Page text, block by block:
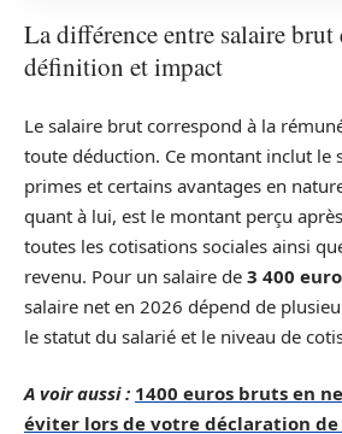
La différence entre salaire brut
définition et impact
Le salaire brut correspond à la
toute déduction. Ce montant inclut le
primes et certains avantages en
quant à lui, est le montant perçu
toutes les cotisations sociales ainsi
revenu. Pour un salaire de 3 400
salaire net en 2026 dépend de
le statut du salarié et le niveau de
A voir aussi : 1400 euros bruts en
éviter lors de votre déclaration de